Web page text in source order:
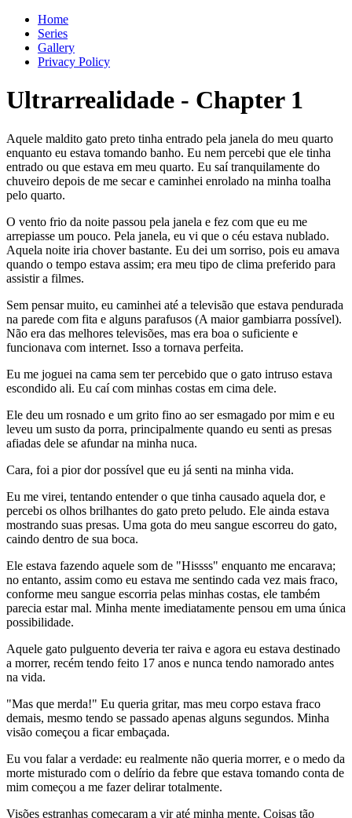
Home
Series
Gallery
Privacy Policy
Ultrarrealidade - Chapter 1
Aquele maldito gato preto tinha entrado pela janela do meu quarto
enquanto eu estava tomando banho. Eu nem percebi que ele tinha
entrado ou que estava em meu quarto. Eu saí tranquilamente do
chuveiro depois de me secar e caminhei enrolado na minha toalha
pelo quarto.
O vento frio da noite passou pela janela e fez com que eu me
arrepiasse um pouco. Pela janela, eu vi que o céu estava nublado.
Aquela noite iria chover bastante. Eu dei um sorriso, pois eu amava
quando o tempo estava assim; era meu tipo de clima preferido para
assistir a filmes.
Sem pensar muito, eu caminhei até a televisão que estava pendurada
na parede com fita e alguns parafusos (A maior gambiarra possível).
Não era das melhores televisões, mas era boa o suficiente e
funcionava com internet. Isso a tornava perfeita.
Eu me joguei na cama sem ter percebido que o gato intruso estava
escondido ali. Eu caí com minhas costas em cima dele.
Ele deu um rosnado e um grito fino ao ser esmagado por mim e eu
leveu um susto da porra, principalmente quando eu senti as presas
afiadas dele se afundar na minha nuca.
Cara, foi a pior dor possível que eu já senti na minha vida.
Eu me virei, tentando entender o que tinha causado aquela dor, e
percebi os olhos brilhantes do gato preto peludo. Ele ainda estava
mostrando suas presas. Uma gota do meu sangue escorreu do gato,
caindo dentro de sua boca.
Ele estava fazendo aquele som de "Hissss" enquanto me encarava;
no entanto, assim como eu estava me sentindo cada vez mais fraco,
conforme meu sangue escorria pelas minhas costas, ele também
parecia estar mal. Minha mente imediatamente pensou em uma única
possibilidade.
Aquele gato pulguento deveria ter raiva e agora eu estava destinado
a morrer, recém tendo feito 17 anos e nunca tendo namorado antes
na vida.
"Mas que merda!" Eu queria gritar, mas meu corpo estava fraco
demais, mesmo tendo se passado apenas alguns segundos. Minha
visão começou a ficar embaçada.
Eu vou falar a verdade: eu realmente não queria morrer, e o medo da
morte misturado com o delírio da febre que estava tomando conta de
mim começou a me fazer delirar totalmente.
Visões estranhas começaram a vir até minha mente. Coisas tão